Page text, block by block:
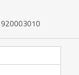
920003010